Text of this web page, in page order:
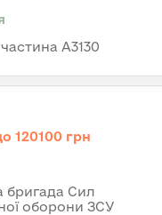
А3130
120100 грн
бригада Сил
оборони ЗСУ